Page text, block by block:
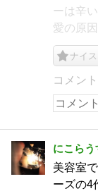
ーは辛
愛の原
ナイス
コメン
にこらう
美容室
ーズの4